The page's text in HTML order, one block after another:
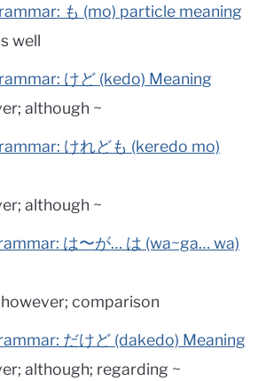
も (mo) particle meaning
well
けど (kedo) Meaning
although ~
けれども (keredo mo)
although ~
は〜が… は (wa~ga… wa)
comparison
だけど (dakedo) Meaning
although; regarding ~